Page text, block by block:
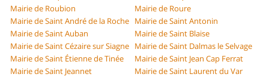
Mairie de Roubion
Mairie de Roure
Mairie de Saint André de la Roche Mairie de Saint Antonin
Mairie de Saint Auban
Mairie de Saint Blaise
Mairie de Saint Cézaire sur Siagne Mairie de Saint Dalmas le Selvage
Mairie de Saint Étienne de Tinée
Mairie de Saint Jean Cap Ferrat
Mairie de Saint Jeannet
Mairie de Saint Laurent du Var